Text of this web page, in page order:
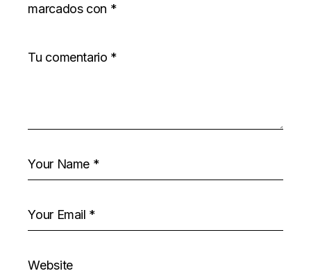
marcados con *